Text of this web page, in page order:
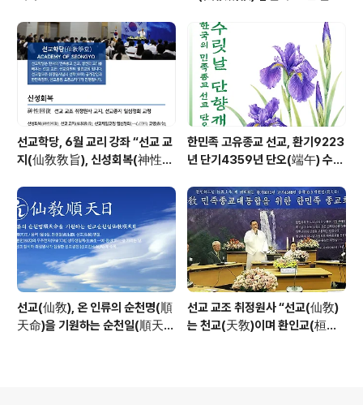
선교학당, 6월 교리 강좌 “선교 교
지(仙敎敎旨), 신성회복(神性回
열린학당
한민족 고유종교 선교, 환기9223
년 단기4359년 단오(端午) 수릿
사님 신성교화법문
선교(仙敎), 온 인류의 순천명(順
天命)을 기원하는 순천일(順天
선교 교조 취정원사 “선교(仙敎)
는 천교(天敎)이며 환인교(桓因